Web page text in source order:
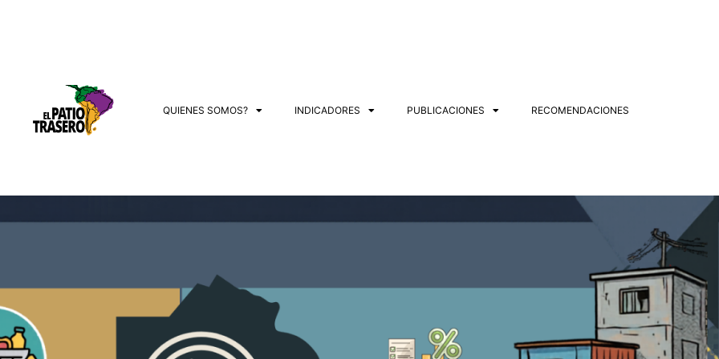
QUIENES SOMOS? INDICADORES PUBLICACIONES RECOMENDACIONES